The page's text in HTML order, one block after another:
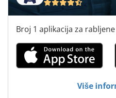
Broj 1 aplikacija za
Više